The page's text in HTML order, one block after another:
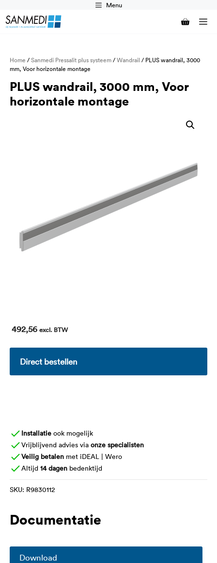
naar
de
Menu
Home /Sanmedi Pressalit plus systeem/Wandrail / PLUS wandrail, 3000
mm, Voor horizontale montage
PLUS wandrail, 3000 mm, Voor
horizontale montage
492,56 excl. BTW
Direct bestellen
Installatie ook mogelijk
Vrijblijvend advies via onze specialisten
Veilig betalen met iDEAL | Wero
Altijd 14 dagen bedenktijd
SKU: R9830112
Documentatie
Download